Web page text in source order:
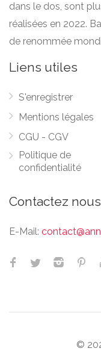
dans le dos, sont
réalisées en 2022.
de renommée
Liens utiles
S'enregistrer
Mentions légales
CGU - CGV
Politique de
confidentialité
Contactez nous
E-Mail:
©